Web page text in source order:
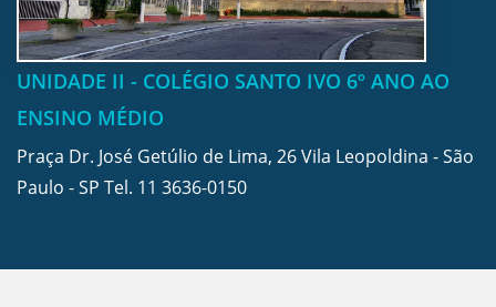
UNIDADE II - COLÉGIO SANTO IVO 6º ANO AO
ENSINO MÉDIO
Praça Dr. José Getúlio de Lima, 26 Vila Leopoldina - São
Paulo - SP Tel. 11 3636-0150